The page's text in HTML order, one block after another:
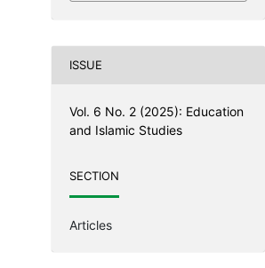
ISSUE
Vol. 6 No. 2 (2025): Education
and Islamic Studies
SECTION
Articles